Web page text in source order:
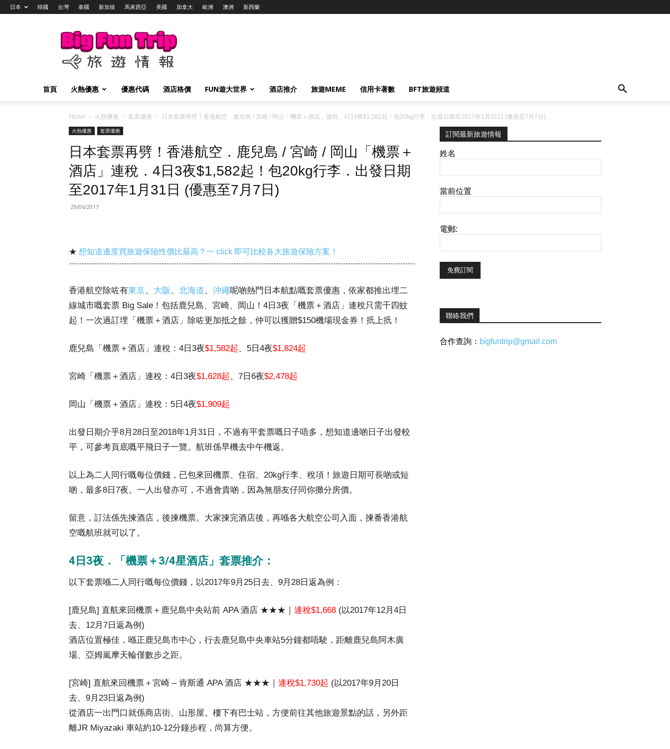
日本 韓國 台灣 泰國 新加坡 馬來西亞 美國 加拿大 歐洲 澳洲 新西蘭
Big
Trip
旅
情
報
首頁 火熱優惠 優惠代碼 酒店格價 FUN遊大世界 酒店推介 旅遊MEME 信用卡著數 BFT旅遊頻道
Home 火熱優惠 套票優惠
日本套票再劈！香港航空．鹿兒島 / 宮崎 / 岡山「機票＋酒店」連稅．4日3夜$1,582起！包20kg行李．出發日期至2017年1月31日 (優惠至7月7日)
火熱優惠
套票優惠
日本套票再劈！香港航空．鹿兒島 / 宮崎 / 岡山「機票＋
酒店」連稅．4日3夜$1,582起！包20kg行李．出發日期
至2017年1月31日 (優惠至7月7日)
29/06/2017
★ 想知道邊度買旅遊保險性價比最高？一 click 即可比較各大旅遊保險方案！
香港航空除咗有東京、 大阪 、 北海道、 沖繩呢啲熱門日本航點嘅套票優惠，依家都推出埋二
線城市嘅套票 Big Sale！包括鹿兒島、宮崎、岡山！4日3夜「機票＋酒店」連稅只需千四蚊
起！一次過訂埋「機票＋酒店」除咗更加抵之餘，仲可以獲贈$150機場現金券！扺上扺！
鹿兒島「機票＋酒店」連稅：4日3夜$1,582起、5日4夜$1,824起
宮崎「機票＋酒店」連稅：4日3夜$1,628起、7日6夜$2,478起
岡山「機票＋酒店」連稅：5日4夜$1,909起
出發日期介乎8月28日至2018年1月31日，不過有平套票嘅日子唔多，想知道邊啲日子出發較
平，可參考頁底嘅平飛日子一覽。航班係早機去中午機返。
以上為二人同行嘅每位價錢，已包來回機票、住宿、20kg行李、稅項！旅遊日期可長啲或短
啲，最多8日7夜。一人出發亦可，不過會貴啲，因為無朋友仔同你攤分房價。
留意，訂法係先揀酒店，後揀機票。大家揀完酒店後，再喺各大航空公司入面，揀番香港航
空嘅航班就可以了。
4日3夜．「機票＋3/4星酒店」套票推介：
以下套票喺二人同行嘅每位價錢，以2017年9月25日去、9月28日返為例：
[鹿兒島] 直航來回機票＋鹿兒島中央站前 APA 酒店 ★★★｜ 連稅$1,668 (以2017年12月4日
去、12月7日返為例)
酒店位置極佳，喺正鹿兒島市中心，行去鹿兒島中央車站5分鐘都唔駛，距離鹿兒島阿木廣
場、亞姆嵐摩天輪僅數步之距。
[宮崎] 直航來回機票＋宮崎 – 肯斯通 APA 酒店 ★★★｜ 連稅$1,730起 (以2017年9月20日
去、9月23日返為例)
從酒店一出門口就係商店街、山形屋。樓下有巴士站，方便前往其他旅遊景點的話，另外距
離JR Miyazaki 車站約10-12分鐘步程，尚算方便。
訂閱最新旅遊情報
姓名
當前位置
電郵:
聯絡我們
合作查詢： bigfuntrip@gmail.com